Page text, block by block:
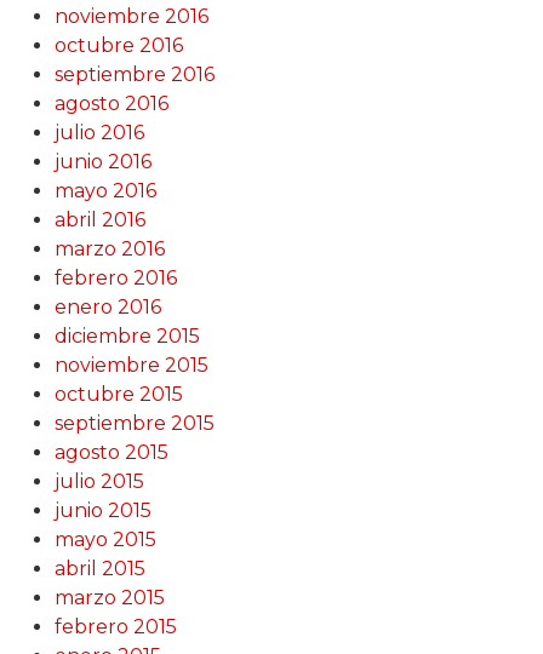
noviembre 2016
octubre 2016
septiembre 2016
agosto 2016
julio 2016
junio 2016
mayo 2016
abril 2016
marzo 2016
febrero 2016
enero 2016
diciembre 2015
noviembre 2015
octubre 2015
septiembre 2015
agosto 2015
julio 2015
junio 2015
mayo 2015
abril 2015
marzo 2015
febrero 2015